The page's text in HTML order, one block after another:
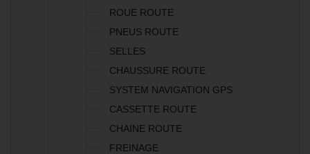
ROUE ROUTE
PNEUS ROUTE
SELLES
CHAUSSURE ROUTE
SYSTEM NAVIGATION GPS
CASSETTE ROUTE
CHAINE ROUTE
FREINAGE